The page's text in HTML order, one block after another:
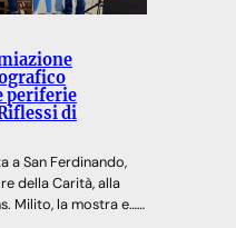
periferie
di
a San Ferdinando,
della Carità, alla
Milito, la mostra e……